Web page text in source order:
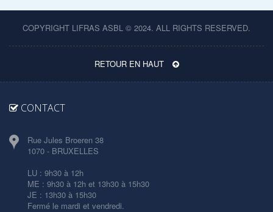
COPYRIGHT LIFRAS ASBL © 2024. ALL RIGHTS RESERVED.
RETOUR EN HAUT
CONTACT
Rue Jules Broeren 38
1070 - BRUXELLES
LU : 9h30 à 12h
ME : 9h30 à 12h et 13h30 à 15h30
JE : 13h30 à 15h30
Fermé le mardi et vendredi.